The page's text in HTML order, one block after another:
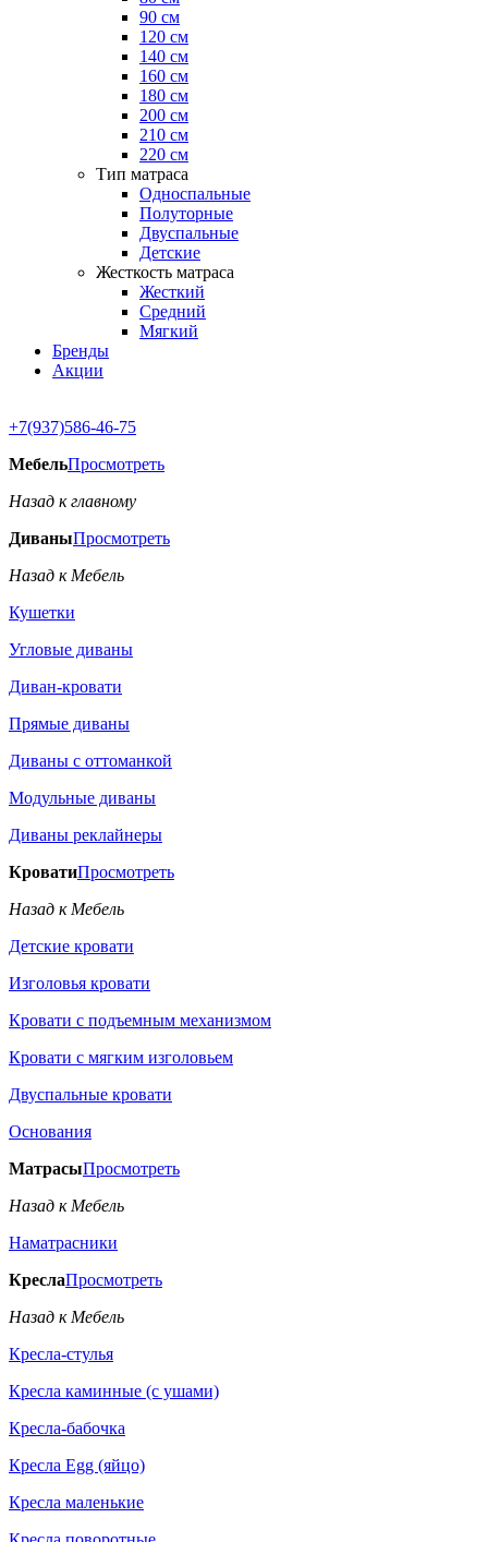
90 см
120 см
140 см
160 см
180 см
200 см
210 см
220 см
Тип матраса
Односпальные
Полуторные
Двуспальные
Детские
Жесткость матраса
Жесткий
Средний
Мягкий
Бренды
Акции
+7(937)586-46-75
МебельПросмотреть
Назад к главному
ДиваныПросмотреть
Назад к Мебель
Кушетки
Угловые диваны
Диван-кровати
Прямые диваны
Диваны с оттоманкой
Модульные диваны
Диваны реклайнеры
КроватиПросмотреть
Назад к Мебель
Детские кровати
Изголовья кровати
Кровати с подъемным механизмом
Кровати с мягким изголовьем
Двуспальные кровати
Основания
МатрасыПросмотреть
Назад к Мебель
Наматрасники
КреслаПросмотреть
Назад к Мебель
Кресла-стулья
Кресла каминные (с ушами)
Кресла-бабочка
Кресла Egg (яйцо)
Кресла маленькие